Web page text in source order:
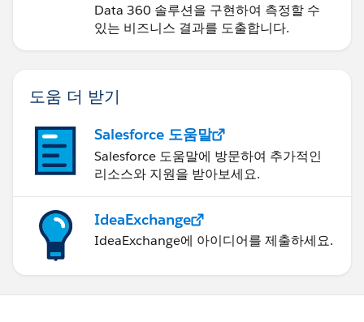
Data 360 솔루션을 구현하여 측정할 수
있는 비즈니스 결과를 도출합니다.
도움 더 받기
Salesforce 도움말
Salesforce 도움말에 방문하여 추가적인
리소스와 지원을 받아보세요.
IdeaExchange
IdeaExchange에 아이디어를 제출하세요.